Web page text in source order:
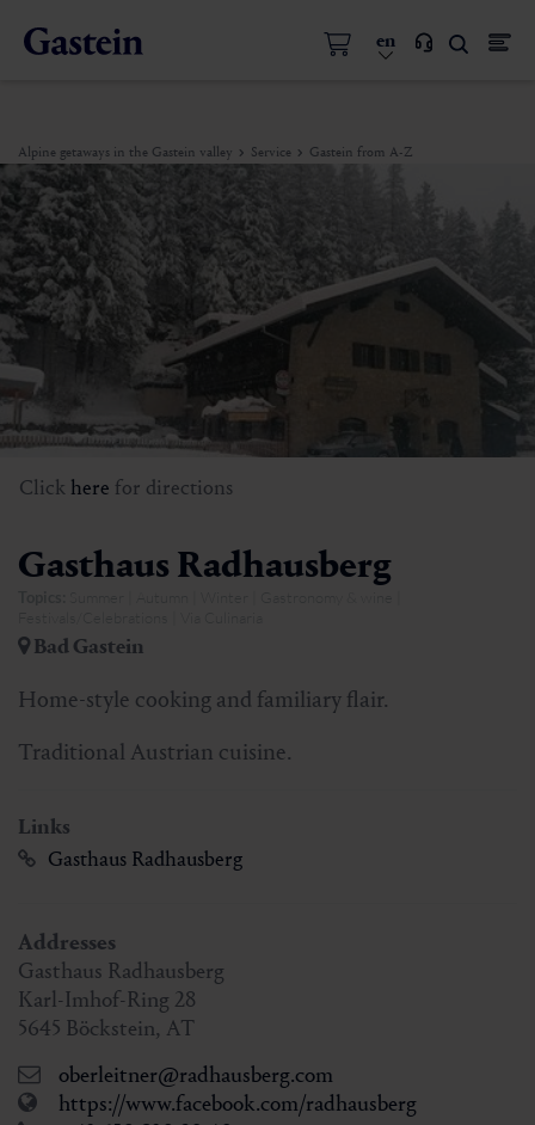
en
Alpine getaways in the Gastein valley Service Gastein from A-Z
Click here for directions
Gasthaus Radhausberg
Bad Gastein
Home-style cooking and familiary flair.
Traditional Austrian cuisine.
Links
Gasthaus Radhausberg
Addresses
Gasthaus Radhausberg
Karl-Imhof-Ring 28
5645 Böckstein, AT
oberleitner@radhausberg.com
https://www.facebook.com/radhausberg